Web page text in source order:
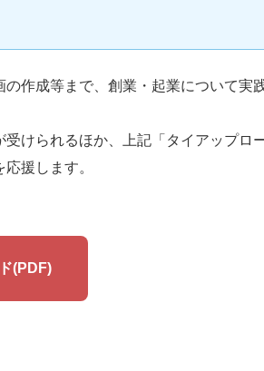
作成等まで、創業・起業について実
けられるほか、上記「タイアップロ
援します。
(PDF)